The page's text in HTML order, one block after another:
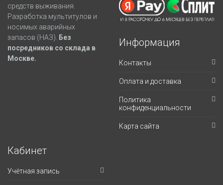
средств выживания.
Разработка мультитулов и
носимых аварийных
запасов (НАЗ).
Без
посредников со склада в
Москве.
Информация
Контакты
Оплата и доставка
Политика
конфиденциальности
Карта сайта
Кабинет
Учётная запись